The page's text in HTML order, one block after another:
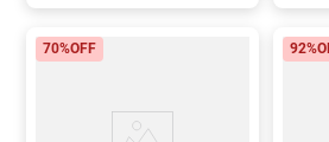
70%OFF 92%